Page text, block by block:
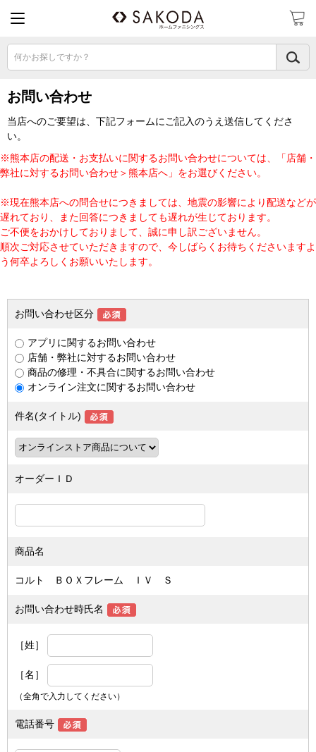
何かお探しですか？
お問い合わせ
当店へのご要望は、下記フォームにご記入のうえ送信してくださ
い。
※熊本店の配送・お支払いに関するお問い合わせについては、「店舗・
弊社に対するお問い合わせ＞熊本店へ」をお選びください。
※現在熊本店への問合せにつきましては、地震の影響により配送などが
遅れており、また回答につきましても遅れが生じております。
ご不便をおかけしておりまして、誠に申し訳ございません。
順次ご対応させていただきますので、今しばらくお待ちくださいますよ
う何卒よろしくお願いいたします。
お問い合わせ区分
アプリに関するお問い合わせ
店舗・弊社に対するお問い合わせ
商品の修理・不具合に関するお問い合わせ
オンライン注文に関するお問い合わせ
件名(タイトル)
オーダーＩＤ
商品名
コルト ＢＯＸフレーム ＩＶ Ｓ
お問い合わせ時氏名
［姓］
［名］
（全角で入力してください）
電話番号